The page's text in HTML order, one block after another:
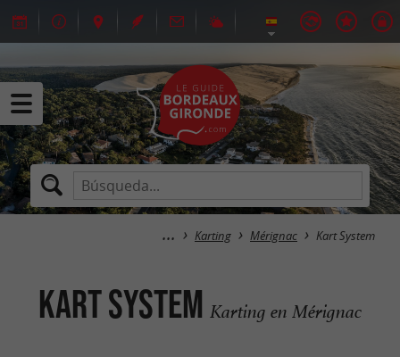
Karting Mérignac Kart System
Kart System Karting en Mérignac